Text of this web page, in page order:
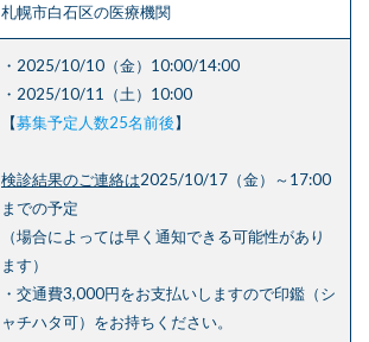
札幌市白石区の医療機関
・2025/10/10（金）10:00/14:00
・2025/10/11（土）10:00
【募集予定人数25名前後】
検診結果のご連絡は2025/10/17（金）～17:00
までの予定
（場合によっては早く通知できる可能性があり
ます）
・交通費3,000円をお支払いしますので印鑑（シ
ャチハタ可）をお持ちください。